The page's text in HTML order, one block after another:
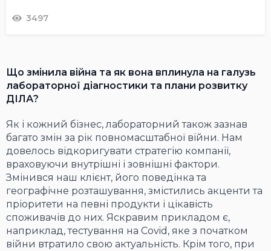
3497
Що змінила війна та як вона вплинула на галузь
лабораторної діагностики та плани розвитку
ДІЛА?
Як і кожний бізнес, лабораторний також зазнав
багато змін за рік повномасштабної війни. Нам
довелось відкоригувати стратегію компанії,
враховуючи внутрішні і зовнішні фактори.
Змінився наш клієнт, його поведінка та
географічне розташування, змістились акценти та
пріоритети на певні продукти і цікавість
споживачів до них. Яскравим прикладом є,
наприклад, тестування на Covid, яке з початком
війни втратило свою актуальність. Крім того, при